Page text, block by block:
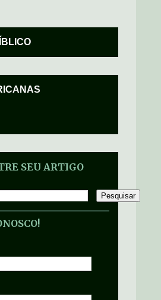
SEU ARTIGO